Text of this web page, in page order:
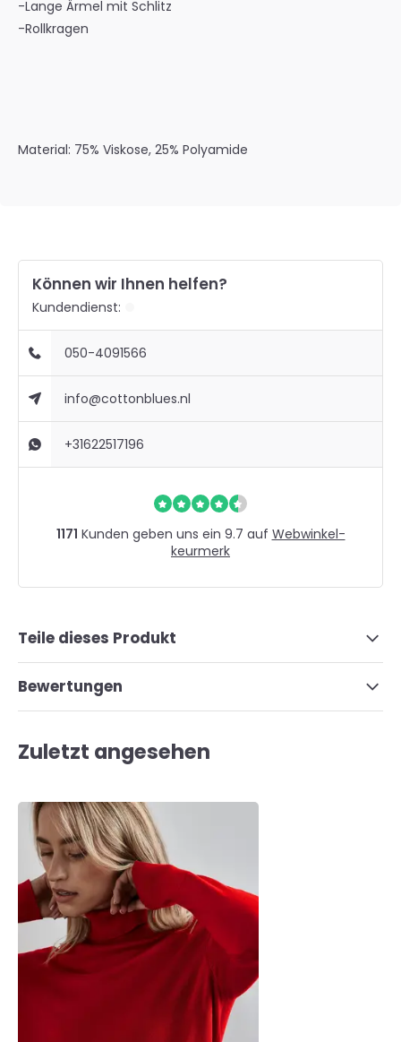
-Lange Ärmel mit Schlitz
-Rollkragen
Material: 75% Viskose, 25% Polyamide
Können wir Ihnen helfen?
Kundendienst:
050-4091566
info@cottonblues.nl
+31622517196
1171 Kunden geben uns ein 9.7 auf Webwinkel-
keurmerk
Teile dieses Produkt
Bewertungen
Zuletzt angesehen